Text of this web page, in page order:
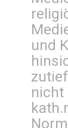
und
nicht